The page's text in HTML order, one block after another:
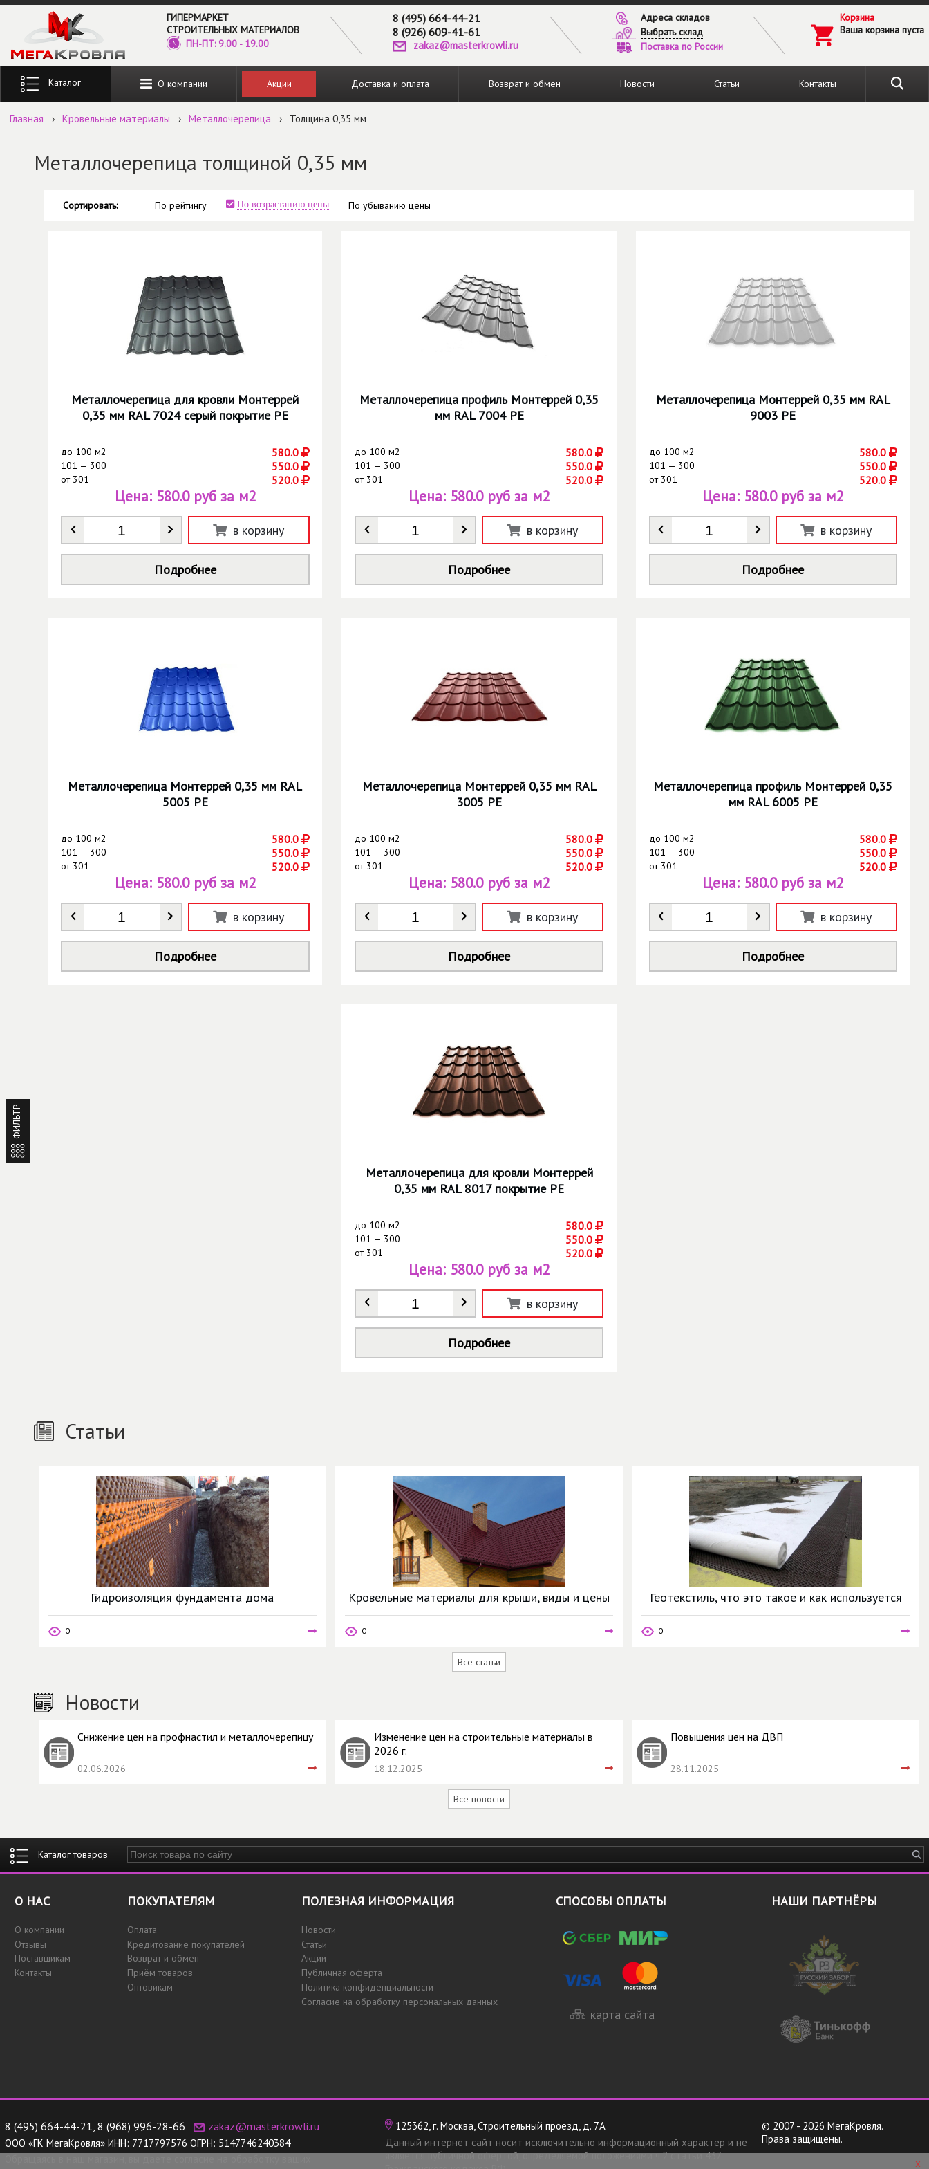
Перейти к основному содержанию
ГИПЕРМАРКЕТ
СТРОИТЕЛЬНЫХ МАТЕРИАЛОВ
ПН-ПТ: 9.00 - 19.00
8 (495) 664-44-21
8 (926) 609-41-61
zakaz@masterkrowli.ru
Адреса складов
Выбрать склад
Поставка по России
Корзина
Ваша корзина пуста
О компании Акции Доставка и оплата Возврат и обмен Новости Статьи Контакты
Введите ключевые слова для поиска
Главная › Кровельные материалы › Металлочерепица › Толщина 0,35 мм
Статьи
Гидроизоляция фундамента дома
0
Кровельные материалы для крыши, виды и цены
0
Геотекстиль, что это такое и как используется
0
Все статьи
Новости
Снижение цен на профнастил и металлочерепицу
02.06.2026
Изменение цен на строительные материалы в
2026 г.
18.12.2025
Повышения цен на ДВП
28.11.2025
Все новости
Металлочерепица толщиной 0,35 мм
ФИЛЬТР
Сортировать: По рейтингу По возрастанию цены По убыванию цены
Металлочерепица для кровли Монтеррей
0,35 мм RAL 7024 серый покрытие РЕ
до 100 м2 580.0
101 — 300 550.0
от301 520.0
Количество *
Цена: 580.0 руб за м2
в корзину
Подробнее
Металлочерепица профиль Монтеррей 0,35
мм RAL 7004 РЕ
до 100 м2 580.0
101 — 300 550.0
от301 520.0
Количество *
Цена: 580.0 руб за м2
в корзину
Подробнее
Металлочерепица Монтеррей 0,35 мм RAL
9003 РЕ
до 100 м2 580.0
101 — 300 550.0
от301 520.0
Количество *
Цена: 580.0 руб за м2
в корзину
Подробнее
Металлочерепица Монтеррей 0,35 мм RAL
5005 РЕ
до 100 м2 580.0
101 — 300 550.0
от301 520.0
Количество *
Цена: 580.0 руб за м2
в корзину
Подробнее
Металлочерепица Монтеррей 0,35 мм RAL
3005 РЕ
до 100 м2 580.0
101 — 300 550.0
от301 520.0
Количество *
Цена: 580.0 руб за м2
в корзину
Подробнее
Металлочерепица профиль Монтеррей 0,35
мм RAL 6005 РЕ
до 100 м2 580.0
101 — 300 550.0
от301 520.0
Количество *
Цена: 580.0 руб за м2
в корзину
Подробнее
Металлочерепица для кровли Монтеррей
0,35 мм RAL 8017 покрытие PE
до 100 м2 580.0
101 — 300 550.0
от301 520.0
Количество *
Цена: 580.0 руб за м2
в корзину
Подробнее
x
Введите ключевые слова для поиска
О НАС
О компании
Отзывы
Поставщикам
Контакты
ПОКУПАТЕЛЯМ
Оплата
Кредитование покупателей
Возврат и обмен
Приём товаров
Оптовикам
ПОЛЕЗНАЯ ИНФОРМАЦИЯ
Новости
Статьи
Акции
Публичная оферта
Политика конфиденциальности
Согласие на обработку персональных данных
СПОСОБЫ ОПЛАТЫ
карта сайта
НАШИ ПАРТНЁРЫ
8 (495) 664-44-21, 8 (968) 996-28-66 zakaz@masterkrowli.ru
ООО «ГК МегаКровля» ИНН: 7717797576 ОГРН: 5147746240384
125362, г. Москва, Строительный проезд, д. 7А
Данный интернет сайт носит исключительно информационный характер и не
является публичной офертой, определяемой положениями ч.2 статьи 437
© 2007 - 2026 МегаКровля.
Права защищены.